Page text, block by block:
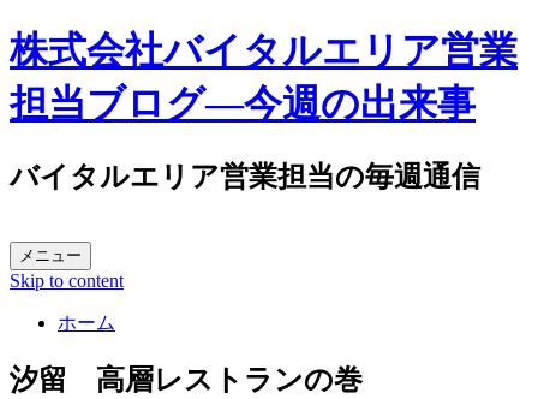
株式会社バイタルエリア営業
担当ブログ―今週の出来事
バイタルエリア営業担当の毎週通信
メニュー
Skip to content
ホーム
汐留 高層レストランの巻